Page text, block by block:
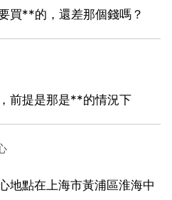
買**的，還差那個錢嗎？
前提是那是**的情況下
地點在上海市黃浦區淮海中